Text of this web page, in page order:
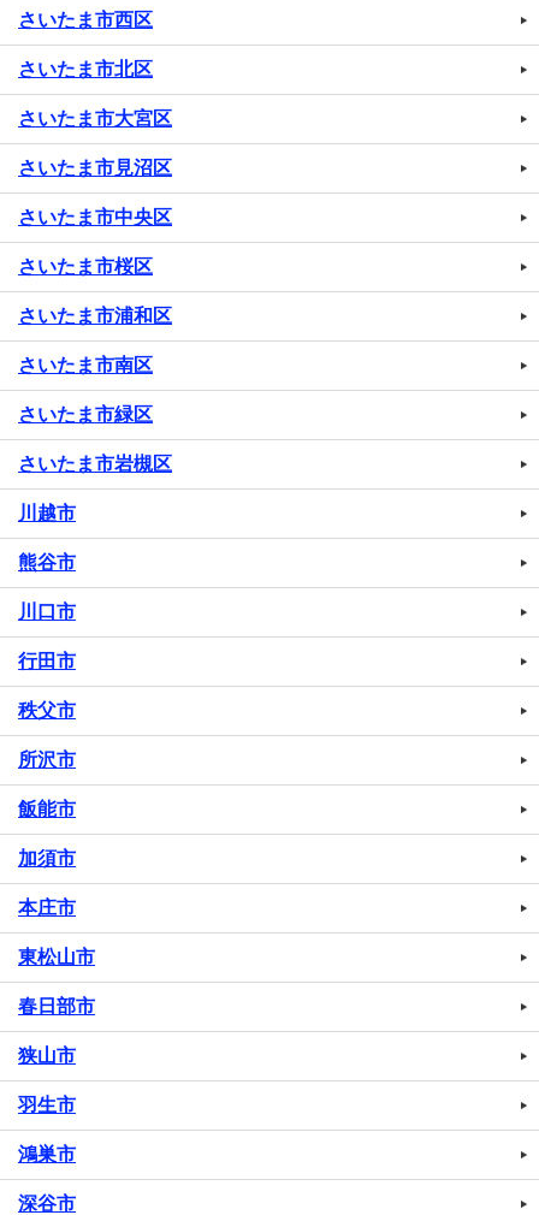
さいたま市西区
さいたま市北区
さいたま市大宮区
さいたま市見沼区
さいたま市中央区
さいたま市桜区
さいたま市浦和区
さいたま市南区
さいたま市緑区
さいたま市岩槻区
川越市
熊谷市
川口市
行田市
秩父市
所沢市
飯能市
加須市
本庄市
東松山市
春日部市
狭山市
羽生市
鴻巣市
深谷市